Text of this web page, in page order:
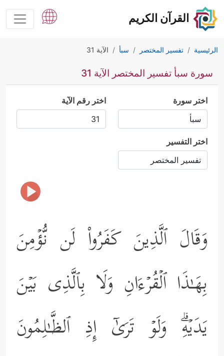
القرآن الكريم
الرئيسية تفسير المختصر سبأ الآية 31
سورة سبأ تفسير المختصر الآية 31
اختر سورة اختر رقم الآية
اختر التفسير
وَقَالَ ٱلَّذِینَ كَفَرُواْ لَن نُّؤۡمِنَ
بِهَـٰذَا ٱلۡقُرۡءَانِ وَلَا بِٱلَّذِی بَیۡنَ
یَدَیۡهِۗ وَلَوۡ تَرَىٰۤ إِذِ ٱلظَّـٰلِمُونَ